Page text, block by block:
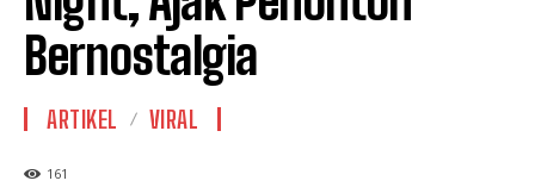
Bernostalgia
ARTIKEL VIRAL
161